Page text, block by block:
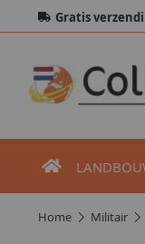
Gratis
home militair